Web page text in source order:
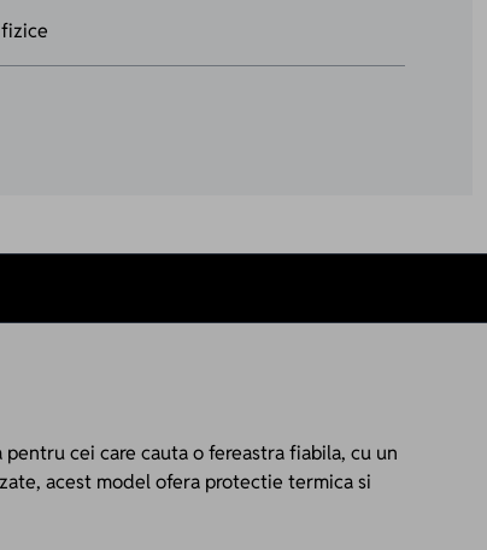
cei care cauta o fereastra fiabila, cu un
acest model ofera protectie termica si